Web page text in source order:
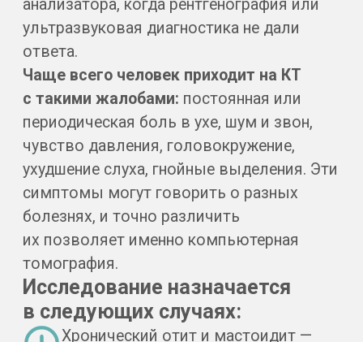
Важно!
Большинство противопоказаний
относительны. При
непереносимости контраста или
беременности врач может
предложить МРТ как
альтернативный вид диагностики.
металлические импланты или
повышенная тревожность,
сообщите об этом администратору
заранее — он объяснит, как лучше
подготовиться к визиту.